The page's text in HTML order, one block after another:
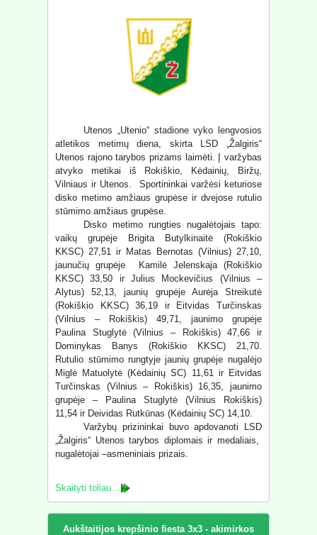
Utenos „Utenio“ stadione vyko lengvosios
atletikos metimų diena, skirta LSD „Žalgiris“
Utenos rajono tarybos prizams laimėti. Į varžybas
atvyko metikai iš Rokiškio, Kėdainių, Biržų,
Vilniaus ir Utenos. Sportininkai varžėsi keturiose
disko metimo amžiaus grupėse ir dvejose rutulio
stūmimo amžiaus grupėse.
Disko metimo rungties nugalėtojais tapo:
vaikų grupėje Brigita Butylkinaitė (Rokiškio
KKSC) 27,51 ir Matas Bernotas (Vilnius) 27,10,
jaunučių grupėje Kamilė Jelenskaja (Rokiškio
KKSC) 33,50 ir Julius Mockevičius (Vilnius –
Alytus) 52,13, jaunių grupėje Aurėja Streikutė
(Rokiškio KKSC) 36,19 ir Eitvidas Turčinskas
(Vilnius – Rokiškis) 49,71, jaunimo grupėje
Paulina Stuglytė (Vilnius – Rokiškis) 47,66 ir
Dominykas Banys (Rokiškio KKSC) 21,70.
Rutulio stūmimo rungtyje jaunių grupėje nugalėjo
Miglė Matuolytė (Kėdainių SC) 11,61 ir Eitvidas
Turčinskas (Vilnius – Rokiškis) 16,35, jaunimo
grupėje – Paulina Stuglytė (Vilnius Rokiškis)
11,54 ir Deividas Rutkūnas (Kėdainių SC) 14,10.
Varžybų prizininkai buvo apdovanoti LSD
„Žalgiris“ Utenos tarybos diplomais ir medaliais,
nugalėtojai –asmeniniais prizais.
Skaityti toliau...
Aukštaitijos krepšinio fiesta 3x3 - akimirkos